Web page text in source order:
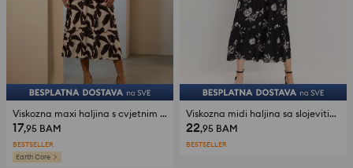
Viskozna maxi haljina s cvjetnim uzorkom
17,95 BAM
BESTSELLER
Earth Core
Viskozna midi haljina sa slojevitim efektom i cvjetnim uzorkom
22,95 BAM
BESTSELLER